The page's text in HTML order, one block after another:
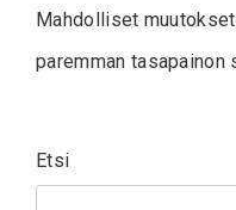
Mahdolliset
paremman tasapainon
Etsi